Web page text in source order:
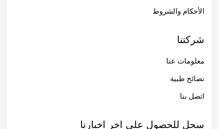
الأحكام والشروط
شركتنا
معلومات عنا
نصائح طبية
اتصل بنا
سجل للحصول على اخر اخبارنا